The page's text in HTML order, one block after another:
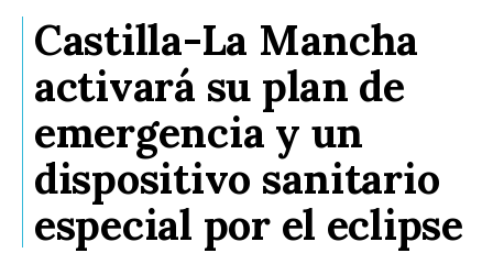
Castilla-La Mancha
activará su plan de
emergencia y un
dispositivo sanitario
especial por el eclipse